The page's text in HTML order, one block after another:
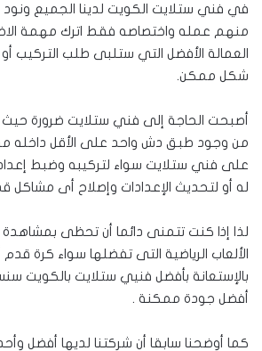
في فني ستلايت الكويت لدينا الجميع
منهم عمله واختصاصه فقط اترك مهمة
العمالة الأفضل التي ستلبى طلب التركيب
شكل ممكن.
أصبحت الحاجة إلى فني ستلايت ضرورة حيث
من وجود طبق دش واحد على الأقل داخله
على فني ستلايت سواء لتركيبه وضبط
له أو لتحديث الإعدادات وإصلاح أى مشاكل
لذا إذا كنت تتمنى دائما أن تحظى بمشاهدة
الألعاب الرياضية التى تفضلها سواء كرة قدم
بالإستعانة بأفضل فنيي ستلايت بالكويت
أفضل جودة ممكنة .
كما أوضحنا سابقا أن شركتنا لديها أفضل